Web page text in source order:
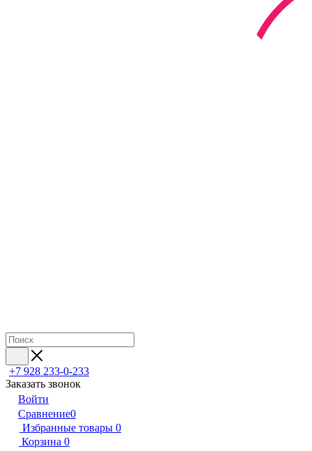
+7 928 233-0-233
Заказать звонок
Войти
Сравнение0
Избранные товары 0
Корзина 0